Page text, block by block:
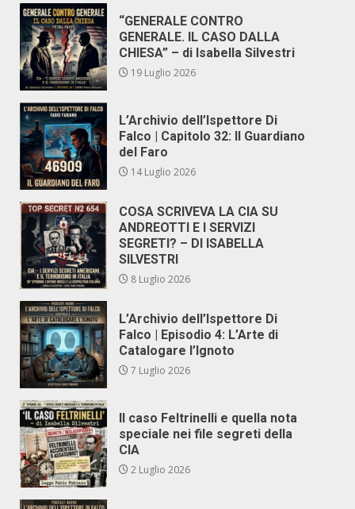
“GENERALE CONTRO
GENERALE. IL CASO DALLA
CHIESA” – di Isabella Silvestri
19 Luglio 2026
L’Archivio dell’Ispettore Di
Falco | Capitolo 32: Il Guardiano
del Faro
14 Luglio 2026
COSA SCRIVEVA LA CIA SU
ANDREOTTI E I SERVIZI
SEGRETI? – DI ISABELLA
SILVESTRI
8 Luglio 2026
L’Archivio dell’Ispettore Di
Falco | Episodio 4: L’Arte di
Catalogare l’Ignoto
7 Luglio 2026
Il caso Feltrinelli e quella nota
speciale nei file segreti della
CIA
2 Luglio 2026